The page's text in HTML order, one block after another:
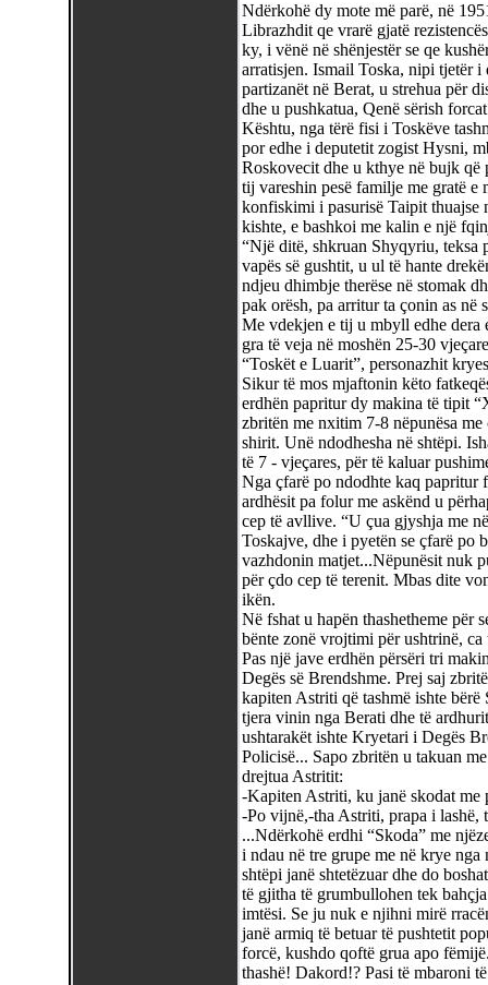
Ndërkohë dy mote më parë, në
Librazhdit qe vrarë gjatë
ky, i vënë në shënjestër se qe
arratisjen. Ismail Toska, nipi tjetër i
partizanët në Berat, u strehua për
dhe u pushkatua, Qenë sërish
Kështu, nga tërë fisi i Toskëve
por edhe i deputetit zogist Hysni,
Roskovecit dhe u kthye në bujk që
tij vareshin pesë familje me gratë
konfiskimi i pasurisë Taipit thuajse
kishte, e bashkoi me kalin e një
“Një ditë, shkruan Shyqyriu, teksa
vapës së gushtit, u ul të hante
ndjeu dhimbje therëse në stomak
pak orësh, pa arritur ta çonin as në
Me vdekjen e tij u mbyll edhe dera
gra të veja në moshën 25-30
“Toskët e Luarit”, personazhit
Sikur të mos mjaftonin këto
erdhën papritur dy makina të tipit
zbritën me nxitim 7-8 nëpunësa
shirit. Unë ndodhesha në shtëpi.
të 7 - vjeçares, për të kaluar
Nga çfarë po ndodhte kaq papritur
ardhësit pa folur me askënd u
cep të avllive. “U çua gjyshja me
Toskajve, dhe i pyetën se çfarë po
vazhdonin matjet...Nëpunësit nuk
për çdo cep të terenit. Mbas dite
ikën.
Në fshat u hapën thashetheme për
bënte zonë vrojtimi për ushtrinë,
Pas një jave erdhën përsëri tri
Degës së Brendshme. Prej saj
kapiten Astriti që tashmë ishte
tjera vinin nga Berati dhe të
ushtarakët ishte Kryetari i Degës
Policisë... Sapo zbritën u takuan
drejtua Astritit:
-Kapiten Astriti, ku janë skodat me
-Po vijnë,-tha Astriti, prapa i lashë,
...Ndërkohë erdhi “Skoda” me
i ndau në tre grupe me në krye
shtëpi janë shtetëzuar dhe do
të gjitha të grumbullohen tek
imtësi. Se ju nuk e njihni mirë
janë armiq të betuar të pushtetit
forcë, kushdo qoftë grua apo
thashë! Dakord!? Pasi të mbaroni